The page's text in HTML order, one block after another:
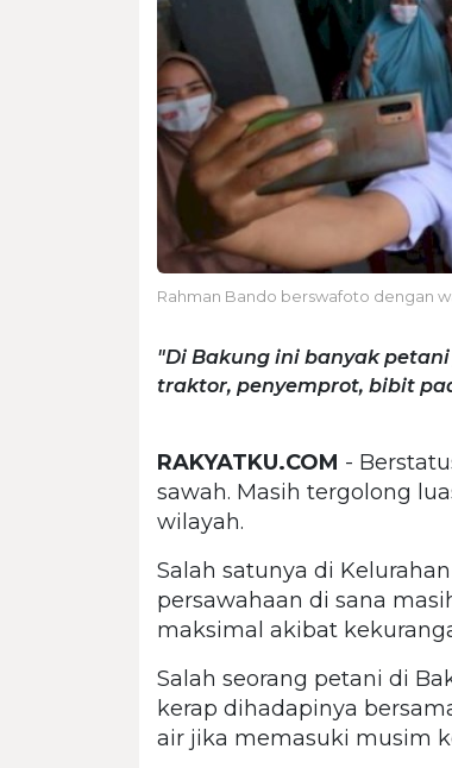
Rahman Bando berswafoto dengan
"Di Bakung ini banyak
traktor, penyemprot, bibit
RAKYATKU.COM -
sawah. Masih tergolong
wilayah.
Salah satunya di
persawahaan di sana
maksimal akibat
Salah seorang petani di
kerap dihadapinya
air jika memasuki musim